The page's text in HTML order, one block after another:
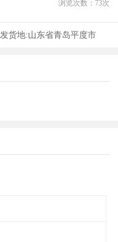
浏览次数： 73次
发货地:山东省青岛平度市